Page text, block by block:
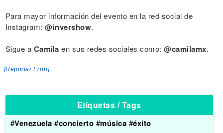
Para mayor información del evento en la red social de
Instagram: @invershow.
Sigue a Camila en sus redes sociales como: @camilamx.
[Reportar Error]
Etiquetas / Tags
#Venezuela #concierto #música #éxito